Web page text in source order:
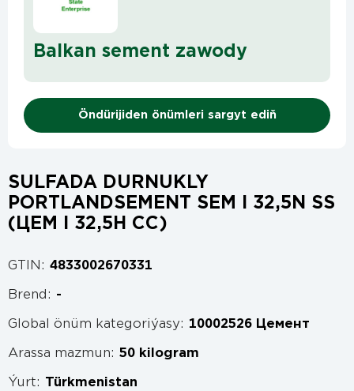
Balkan sement zawody
Öndürijiden önümleri sargyt ediň
SULFADA DURNUKLY
PORTLANDSEMENT SEM I 32,5N SS
(ЦЕМ I 32,5Н СС)
GTIN: 4833002670331
Brend: -
Global önüm kategoriýasy: 10002526 Цемент
Arassa mazmun: 50 kilogram
Ýurt: Türkmenistan